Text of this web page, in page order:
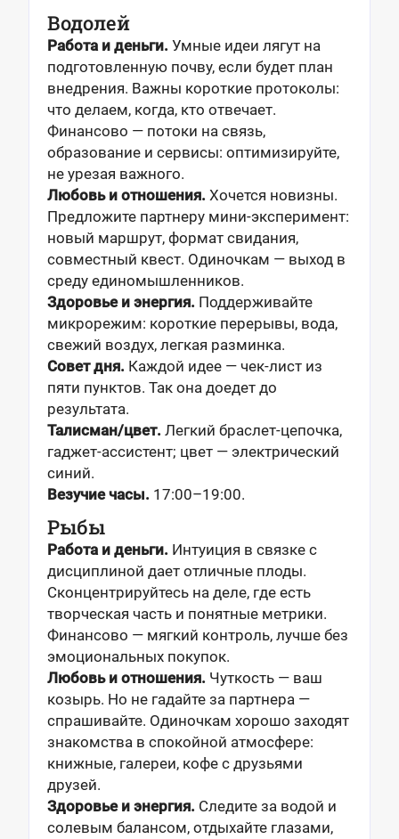
Водолей
Работа и деньги. Умные идеи лягут на
подготовленную почву, если будет план
внедрения. Важны короткие протоколы:
что делаем, когда, кто отвечает.
Финансово — потоки на связь,
образование и сервисы: оптимизируйте,
не урезая важного.
Любовь и отношения. Хочется новизны.
Предложите партнеру мини-эксперимент:
новый маршрут, формат свидания,
совместный квест. Одиночкам — выход в
среду единомышленников.
Здоровье и энергия. Поддерживайте
микрорежим: короткие перерывы, вода,
свежий воздух, легкая разминка.
Совет дня. Каждой идее — чек-лист из
пяти пунктов. Так она доедет до
результата.
Талисман/цвет. Легкий браслет-цепочка,
гаджет-ассистент; цвет — электрический
синий.
Везучие часы. 17:00–19:00.
Рыбы
Работа и деньги. Интуиция в связке с
дисциплиной дает отличные плоды.
Сконцентрируйтесь на деле, где есть
творческая часть и понятные метрики.
Финансово — мягкий контроль, лучше без
эмоциональных покупок.
Любовь и отношения. Чуткость — ваш
козырь. Но не гадайте за партнера —
спрашивайте. Одиночкам хорошо заходят
знакомства в спокойной атмосфере:
книжные, галереи, кофе с друзьями
друзей.
Здоровье и энергия. Следите за водой и
солевым балансом, отдыхайте глазами,